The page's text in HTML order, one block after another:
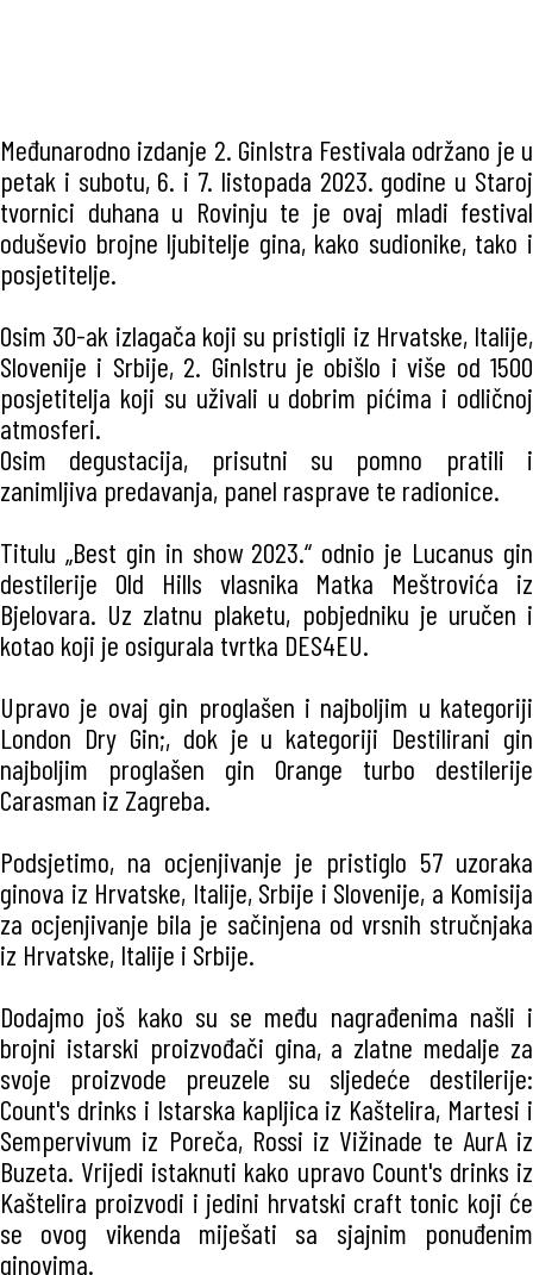
Međunarodno izdanje 2. GinIstra Festivala održano je u
petak i subotu, 6. i 7. listopada 2023. godine u Staroj
tvornici duhana u Rovinju te je ovaj mladi festival
oduševio brojne ljubitelje gina, kako sudionike, tako i
posjetitelje.
Osim 30-ak izlagača koji su pristigli iz Hrvatske, Italije,
Slovenije i Srbije, 2. GinIstru je obišlo i više od 1500
posjetitelja koji su uživali u dobrim pićima i odličnoj
atmosferi.
Osim degustacija, prisutni su pomno pratili i
zanimljiva predavanja, panel rasprave te radionice.
Titulu „Best gin in show 2023.“ odnio je Lucanus gin
destilerije Old Hills vlasnika Matka Meštrovića iz
Bjelovara. Uz zlatnu plaketu, pobjedniku je uručen i
kotao koji je osigurala tvrtka DES4EU.
Upravo je ovaj gin proglašen i najboljim u kategoriji
London Dry Gin;, dok je u kategoriji Destilirani gin
najboljim proglašen gin Orange turbo destilerije
Carasman iz Zagreba.
Podsjetimo, na ocjenjivanje je pristiglo 57 uzoraka
ginova iz Hrvatske, Italije, Srbije i Slovenije, a Komisija
za ocjenjivanje bila je sačinjena od vrsnih stručnjaka
iz Hrvatske, Italije i Srbije.
Dodajmo još kako su se među nagrađenima našli i
brojni istarski proizvođači gina, a zlatne medalje za
svoje proizvode preuzele su sljedeće destilerije:
Count's drinks i Istarska kapljica iz Kaštelira, Martesi i
Sempervivum iz Poreča, Rossi iz Vižinade te AurA iz
Buzeta. Vrijedi istaknuti kako upravo Count's drinks iz
Kaštelira proizvodi i jedini hrvatski craft tonic koji će
se ovog vikenda miješati sa sjajnim ponuđenim
ginovima.